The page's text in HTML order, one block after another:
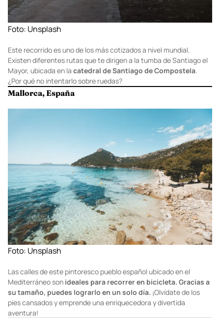
Foto: Unsplash
Este recorrido es uno de los más cotizados a nivel mundial.
Existen diferentes rutas que te dirigen a la tumba de Santiago el
Mayor, ubicada en la catedral de Santiago de Compostela.
¿Por qué no intentarlo sobre ruedas?
Mallorca, España
Foto: Unsplash
Las calles de este pintoresco pueblo español ubicado en el
Mediterráneo son ideales para recorrer en bicicleta. Gracias a
su tamaño, puedes lograrlo en un solo día. ¡Olvídate de los
pies cansados y emprende una enriquecedora y divertida
aventura!